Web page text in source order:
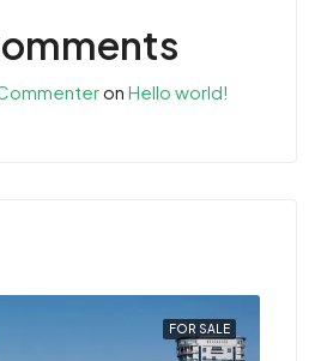
on Hello world!
FOR SALE